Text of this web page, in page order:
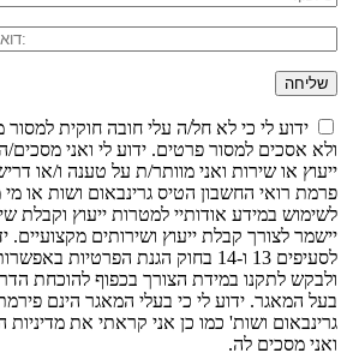
ידוע לי כי לא חל/ה עלי חובה חוקית למסור
ולא אסכים למסור פרטים. ידוע לי ואני
ייעוץ או שירות ואני מוותר/ת על טענה ו/או
פרמת רואי החשבון הטיס גרינבאום ושות או
לשימוש במידע אודותיי למטרות ייעוץ וקבלת
יישמר לצורך קבלת ייעוץ ושירותים מקצועיים.
לסעיפים 13 ו-14 בחוק הגנת הפרטיות
ולבקש לתקנו במידת הצורך בכפוף להוכחת
בעל המאגר. ידוע לי כי בעלי המאגר הינם
גרינבאום ושות' כמו כן אני קראתי את
ואני מסכים לה.